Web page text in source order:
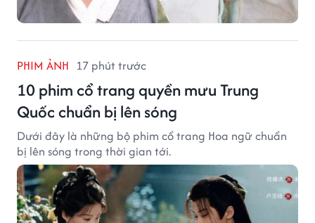
PHIM ẢNH 17 phút trước
10 phim cổ trang quyền mưu Trung
Quốc chuẩn bị lên sóng
Dưới đây là những bộ phim cổ trang Hoa ngữ chuẩn
bị lên sóng trong thời gian tới.